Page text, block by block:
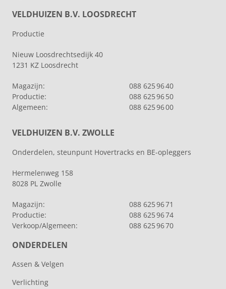
VELDHUIZEN B.V. LOOSDRECHT
Productie
Nieuw Loosdrechtsedijk 40
1231 KZ Loosdrecht
Magazijn:
088 625 96 40
Productie:
088 625 96 50
Algemeen:
088 625 96 00
VELDHUIZEN B.V. ZWOLLE
Onderdelen, steunpunt Hovertracks en BE-opleggers
Hermelenweg 158
8028 PL Zwolle
Magazijn:
088 625 96 71
Productie:
088 625 96 74
Verkoop/Algemeen:
088 625 96 70
ONDERDELEN
Assen & Velgen
Verlichting